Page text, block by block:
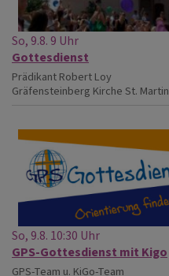
So, 9.8. 9 Uhr
Gottesdienst
Prädikant Robert Loy
Gräfensteinberg Kirche St. Martin
So, 9.8. 10:30 Uhr
GPS-Gottesdienst mit Kigo
GPS-Team u. KiGo-Team